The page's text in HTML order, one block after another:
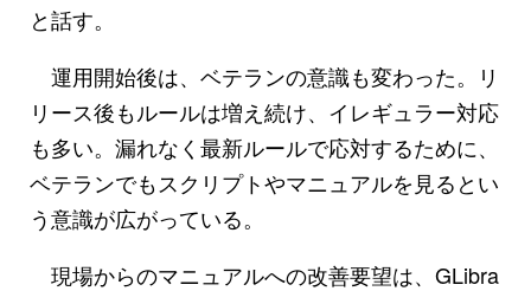
と話す。
運用開始後は、ベテランの意識も変わった。リ
リース後もルールは増え続け、イレギュラー対応
も多い。漏れなく最新ルールで応対するために、
ベテランでもスクリプトやマニュアルを見るとい
う意識が広がっている。
現場からのマニュアルへの改善要望は、GLibra